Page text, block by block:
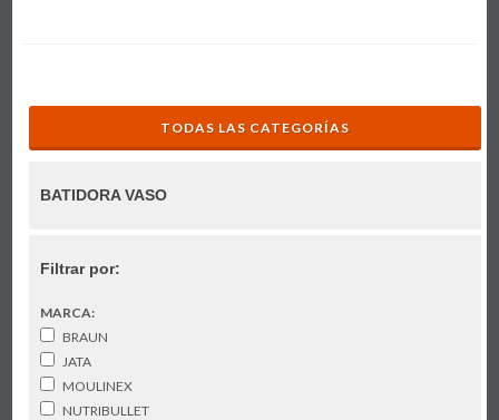
TODAS LAS CATEGORÍAS
BATIDORA VASO
Filtrar por:
MARCA:
BRAUN
JATA
MOULINEX
NUTRIBULLET